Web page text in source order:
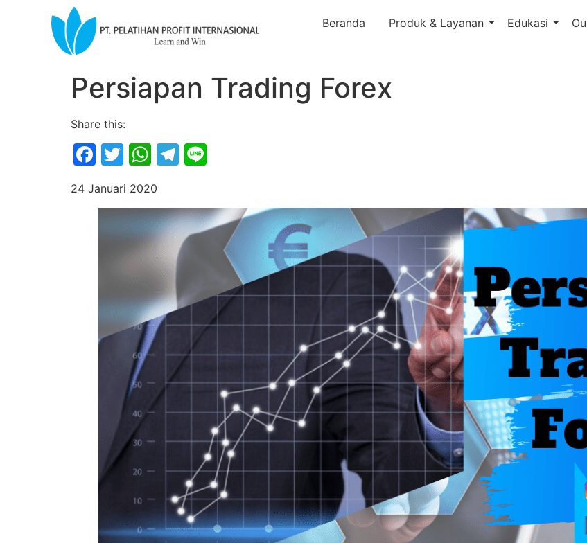
Beranda Produk & Layanan Edukasi
Persiapan Trading Forex
Share this:
Facebook
Twitter
WhatsApp
Telegram
24 Januari 2020